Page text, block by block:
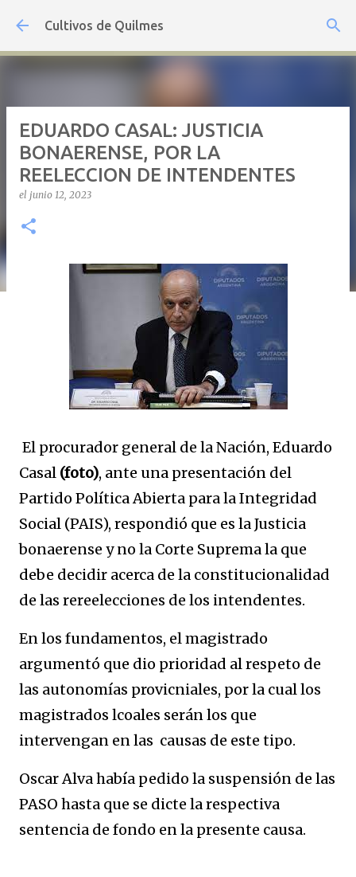
Ir al contenido principal
Cultivos de Quilmes
EDUARDO CASAL: JUSTICIA
BONAERENSE, POR LA
REELECCION DE INTENDENTES
el junio 12, 2023
El procurador general de la Nación, Eduardo
Casal (foto), ante una presentación del
Partido Política Abierta para la Integridad
Social (PAIS), respondió que es la Justicia
bonaerense y no la Corte Suprema la que
debe decidir acerca de la constitucionalidad
de las rereelecciones de los intendentes.
En los fundamentos, el magistrado
argumentó que dio prioridad al respeto de
las autonomías provicniales, por la cual los
magistrados lcoales serán los que
intervengan en las causas de este tipo.
Oscar Alva había pedido la suspensión de las
PASO hasta que se dicte la respectiva
sentencia de fondo en la presente causa.